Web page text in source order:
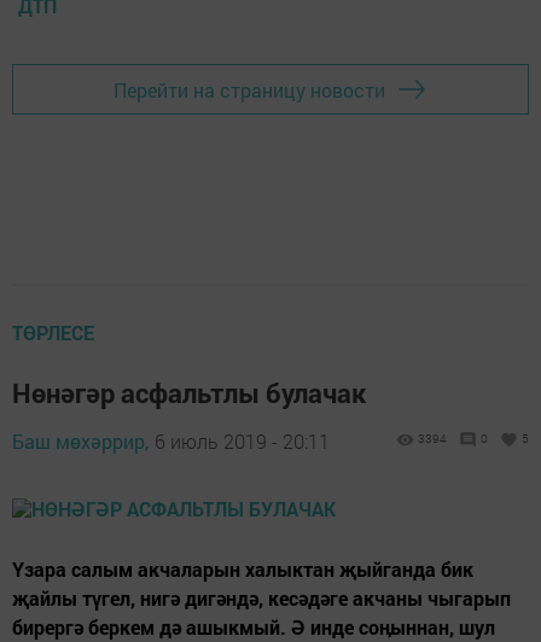
ДТП
Перейти на страницу новости
ТӨРЛЕСЕ
Нөнәгәр асфальтлы булачак
Баш мөхәррир, 6 июль 2019 - 20:11 3394 0 5
Үзара салым акчаларын халыктан җыйганда бик
җайлы түгел, нигә дигәндә, кесәдәге акчаны чыгарып
бирергә беркем дә ашыкмый. Ә инде соӊыннан, шул